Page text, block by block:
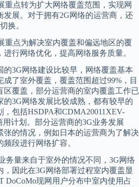
点转为扩大网络覆盖范围，实现网
发展。对于拥有2G网络的运营商，还
换。
点为解决室内覆盖和偏远地区的覆
行网络优化，提高网络服务质量。
3G网络建设比较早，网络覆盖基本
了室外覆盖，覆盖范围超过99%，目
区覆盖，部分运营商的室内覆盖工作已
的3G网络发展比较成熟，都有较早的
，包括HSDPA和CDMA20011XEV-
计划。部分运营商的3G业务发展
张的情况，例如日本的运营商为了解决
段进行网络扩容。
量来自于室外的情况不同，3G网络
，因此在3G网络部署过程室内覆盖显
DoCoMo现网用户分布中室内使用占